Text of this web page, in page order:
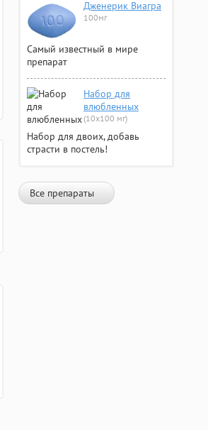
Дженерик Виагра
100мг
Самый известный в мире
препарат
Набор для
влюбленных
(10х100 мг)
Набор для двоих, добавь
страсти в постель!
Все препараты